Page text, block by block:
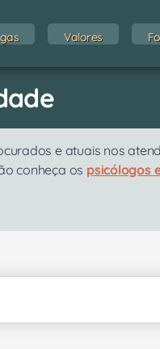
Valores
e atuais nos
conheça os psicólogos